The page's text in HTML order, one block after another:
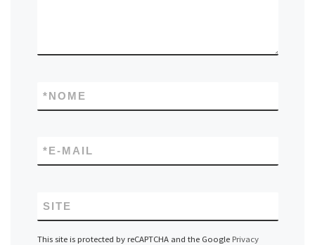
NOME
*
E-MAIL
*
SITE
This site is protected by reCAPTCHA and the Google Privacy